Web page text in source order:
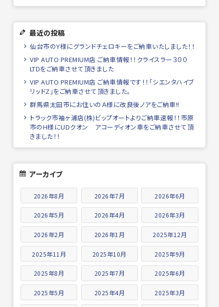
最近の投稿
仙台市のY様にグランドチェロキーをご納車いたしました！！
VIP AUTO PREMIUM店 ご納車情報！！クライスラー３００
LTDをご納車させて頂きました
VIP AUTO PREMIUM店 ご納車情報です！！「シエンタハイブ
リッドZ」をご納車させて頂きました。
群馬県太田市にお住いのＡ様に改良後ノアをご納車!!
トラック市袖ヶ浦店(株)ビップオートよりご納車速報！！市原
市のH様にUDクオン アコーディオン車をご納車させて頂
きました！！
アーカイブ
2026年8月 2026年7月 2026年6月
2026年5月 2026年4月 2026年3月
2026年2月 2026年1月 2025年12月
2025年11月 2025年10月 2025年9月
2025年8月 2025年7月 2025年6月
2025年5月 2025年4月 2025年3月